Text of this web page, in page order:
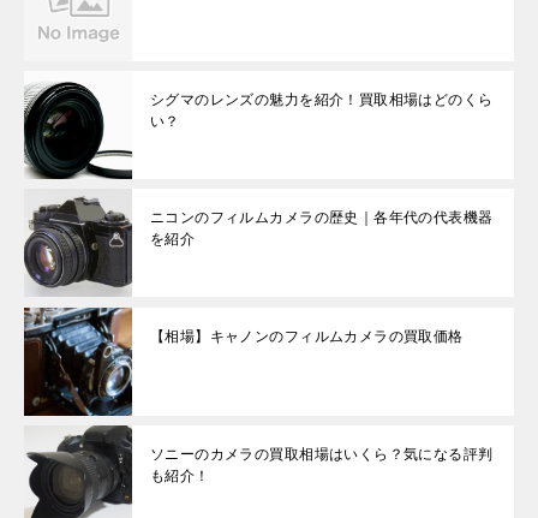
シグマのレンズの魅力を紹介！買取相場はどのくら
い？
ニコンのフィルムカメラの歴史｜各年代の代表機器
を紹介
【相場】キャノンのフィルムカメラの買取価格
ソニーのカメラの買取相場はいくら？気になる評判
も紹介！